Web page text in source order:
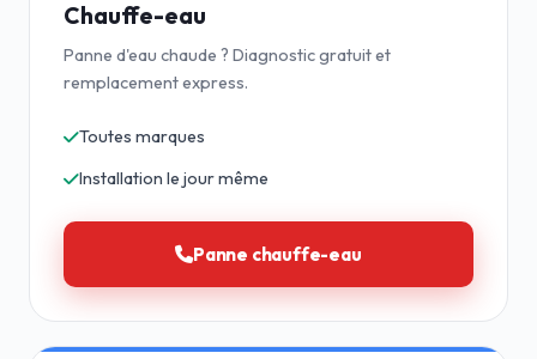
Chauffe-eau
Panne d'eau chaude ? Diagnostic gratuit et
remplacement express.
Toutes marques
Installation le jour même
Panne chauffe-eau